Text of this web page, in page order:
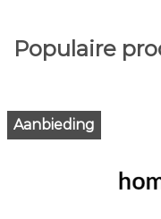
Populaire
Aanbieding